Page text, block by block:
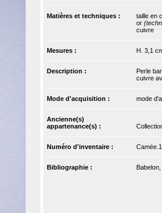
Matières et techniques :
taille en
or
cuivre
Mesures : H. 3,1
Description :
Perle
cuivre
Mode d'acquisition : mode
Ancienne(s)
appartenance(s) :
Numéro d'inventaire :
Bibliographie :